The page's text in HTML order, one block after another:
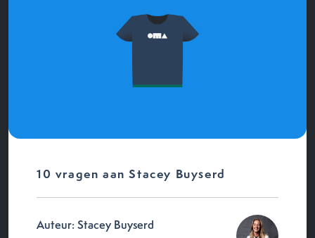
10 vragen aan Stacey Buyserd
Auteur: Stacey Buyserd